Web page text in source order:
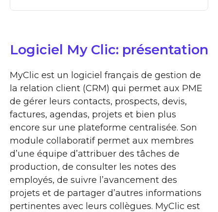
Logiciel My Clic: présentation
MyClic est un logiciel français de gestion de
la relation client (CRM) qui permet aux PME
de gérer leurs contacts, prospects, devis,
factures, agendas, projets et bien plus
encore sur une plateforme centralisée. Son
module collaboratif permet aux membres
d’une équipe d’attribuer des tâches de
production, de consulter les notes des
employés, de suivre l’avancement des
projets et de partager d’autres informations
pertinentes avec leurs collègues. MyClic est